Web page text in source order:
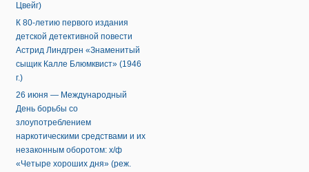
Цвейг)
К 80-летию первого издания
детской детективной повести
Астрид Линдгрен «Знаменитый
сыщик Калле Блюмквист» (1946
г.)
26 июня — Международный
День борьбы со
злоупотреблением
наркотическими средствами и их
незаконным оборотом: х/ф
«Четыре хороших дня» (реж.